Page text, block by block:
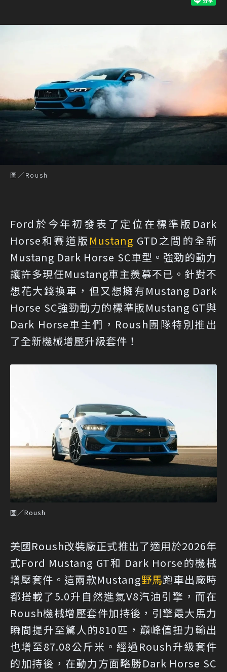
圖／Roush
Ford於今年初發表了定位在標準版Dark
Horse和賽道版 Mustang GTD之間的全新
Mustang Dark Horse SC車型。強勁的動力
讓許多現任Mustang車主羨慕不已。針對不
想花大錢換車，但又想擁有Mustang Dark
Horse SC強勁動力的標準版Mustang GT與
Dark Horse車主們，Roush團隊特別推出
了全新機械增壓升級套件！
圖／Roush
美國Roush改裝廠正式推出了適用於2026年
式Ford Mustang GT和 Dark Horse的機械
增壓套件。這兩款Mustang野馬跑車出廠時
都搭載了5.0升自然進氣V8汽油引擎，而在
Roush機械增壓套件加持後，引擎最大馬力
瞬間提升至驚人的810匹，巔峰值扭力輸出
也增至87.08公斤米。經過Roush升級套件
的加持後，在動力方面略勝Dark Horse SC